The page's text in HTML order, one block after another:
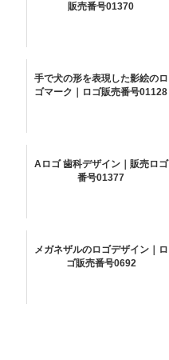
販売番号01370
手で犬の形を表現した影絵のロ
ゴマーク｜ロゴ販売番号01128
Aロゴ 歯科デザイン｜販売ロゴ
番号01377
メガネザルのロゴデザイン｜ロ
ゴ販売番号0692